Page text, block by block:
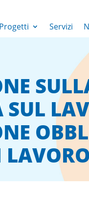
Progetti Servizi
SUL
LAVORO